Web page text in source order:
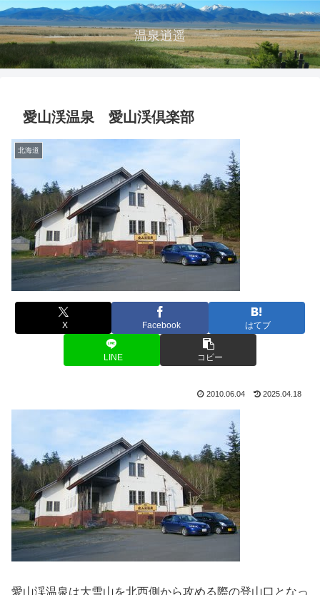
温泉逍遥
愛山渓温泉 愛山渓倶楽部
北海道
X Facebook はてブ
LINE コピー
2010.06.04 2025.04.18
愛山渓温泉は大雪山を北西側から攻める際の登山口となっ